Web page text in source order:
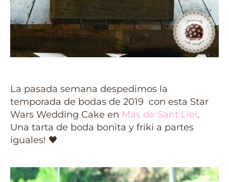
La pasada semana despedimos la
temporada de bodas de 2019 con esta Star
Wars Wedding Cake en Mas de Sant Lleí.
Una tarta de boda bonita y friki a partes
iguales! 🖤